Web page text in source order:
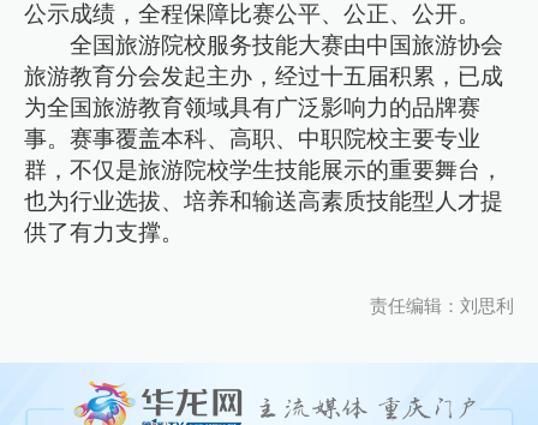
公示成绩，全程保障比赛公平、公正、公开。
全国旅游院校服务技能大赛由中国旅游协会
旅游教育分会发起主办，经过十五届积累，已成
为全国旅游教育领域具有广泛影响力的品牌赛
事。赛事覆盖本科、高职、中职院校主要专业
群，不仅是旅游院校学生技能展示的重要舞台，
也为行业选拔、培养和输送高素质技能型人才提
供了有力支撑。
责任编辑：刘思利